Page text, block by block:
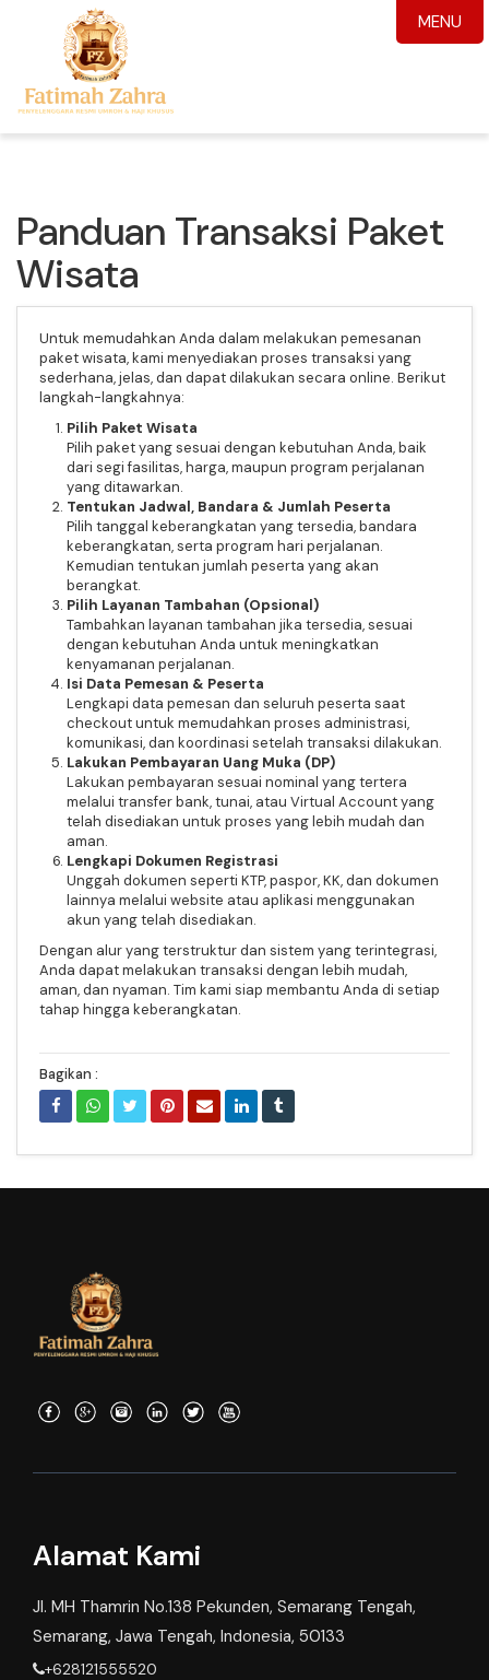
Panduan Transaksi Paket
Wisata
Untuk memudahkan Anda dalam melakukan pemesanan
paket wisata, kami menyediakan proses transaksi yang
sederhana, jelas, dan dapat dilakukan secara online. Berikut
langkah-langkahnya:
Pilih Paket Wisata
Pilih paket yang sesuai dengan kebutuhan Anda, baik
dari segi fasilitas, harga, maupun program perjalanan
yang ditawarkan.
Tentukan Jadwal, Bandara & Jumlah Peserta
Pilih tanggal keberangkatan yang tersedia, bandara
keberangkatan, serta program hari perjalanan.
Kemudian tentukan jumlah peserta yang akan
berangkat.
Pilih Layanan Tambahan (Opsional)
Tambahkan layanan tambahan jika tersedia, sesuai
dengan kebutuhan Anda untuk meningkatkan
kenyamanan perjalanan.
Isi Data Pemesan & Peserta
Lengkapi data pemesan dan seluruh peserta saat
checkout untuk memudahkan proses administrasi,
komunikasi, dan koordinasi setelah transaksi dilakukan.
Lakukan Pembayaran Uang Muka (DP)
Lakukan pembayaran sesuai nominal yang tertera
melalui transfer bank, tunai, atau Virtual Account yang
telah disediakan untuk proses yang lebih mudah dan
aman.
Lengkapi Dokumen Registrasi
Unggah dokumen seperti KTP, paspor, KK, dan dokumen
lainnya melalui website atau aplikasi menggunakan
akun yang telah disediakan.
Dengan alur yang terstruktur dan sistem yang terintegrasi,
Anda dapat melakukan transaksi dengan lebih mudah,
aman, dan nyaman. Tim kami siap membantu Anda di setiap
tahap hingga keberangkatan.
Bagikan :
Alamat Kami
Jl. MH Thamrin No.138 Pekunden, Semarang Tengah,
Semarang, Jawa Tengah, Indonesia, 50133
+628121555520
MENU